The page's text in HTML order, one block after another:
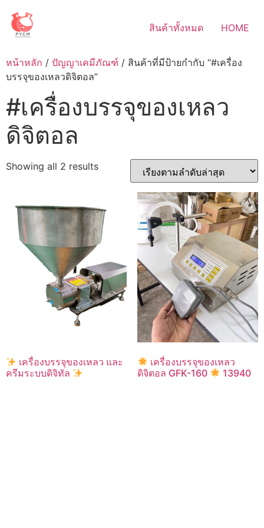
content
สินค้าทั้งหมด HOME
หน้าหลัก / ปัญญาเคมีภัณฑ์ / สินค้าที่มีป้ายกำกับ “#เครื่อง
บรรจุของเหลวดิจิตอล”
#เครื่องบรรจุของเหลว
ดิจิตอล
Showing all 2 resultsSorted
เครื่องบรรจุของเหลว และ
ครีมระบบดิจิทัล
เครื่องบรรจุของเหลว
ดิจิตอล GFK-160
13940